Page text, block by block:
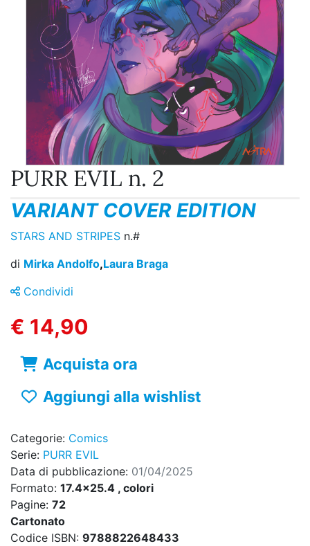
PURR EVIL n. 2
VARIANT COVER EDITION
STARS AND STRIPES n.#
di Mirka Andolfo,Laura Braga
Condividi
€ 14,90
Acquista ora
Aggiungi alla wishlist
Categorie: Comics
Serie: PURR EVIL
Data di pubblicazione: 01/04/2025
Formato: 17.4x25.4 , colori
Pagine: 72
Cartonato
Codice ISBN: 9788822648433